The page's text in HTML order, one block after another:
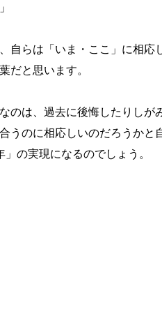
自らは「いま・ここ」に相応
だと思います。
のは、過去に後悔したりしが
うのに相応しいのだろうかと
の実現になるのでしょう。